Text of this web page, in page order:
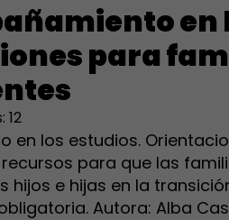
en
para
12
en los estudios.
para que las
hijos e hijas en la
Autora: Alba